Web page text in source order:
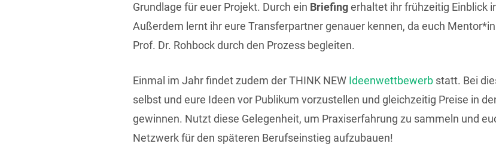
Grundlage für euer Projekt. Durch ein Briefingerhaltet ihr frühzeitig Einblick
Außerdem lernt ihr eure Transferpartner genauer kennen, da euch
Prof. Dr. Rohbock durch den Prozess begleiten.
Einmal im Jahr findet zudem der THINK NEW Ideenwettbewerb statt. Bei
selbst und eure Ideen vor Publikum vorzustellen und gleichzeitig Preise in
gewinnen. Nutzt diese Gelegenheit, um Praxiserfahrung zu sammeln und
Netzwerk für den späteren Berufseinstieg aufzubauen!